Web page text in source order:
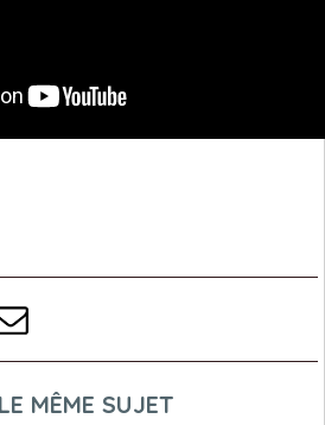
MÊME SUJET